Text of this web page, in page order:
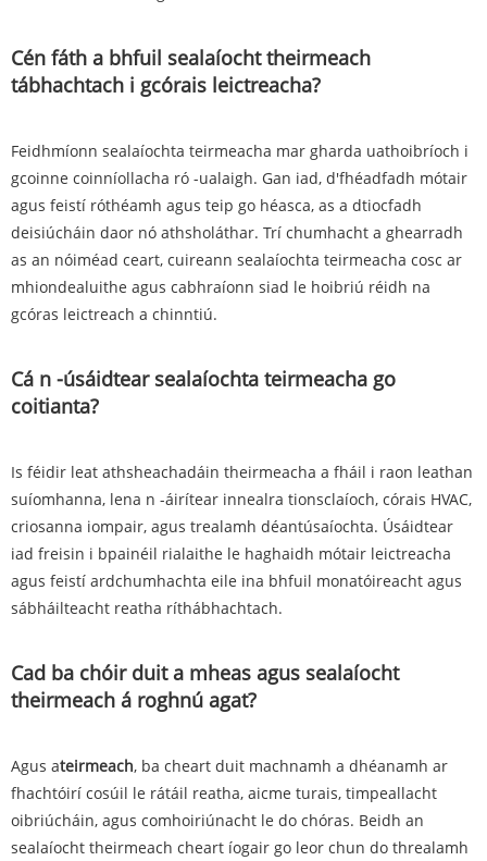
Cén fáth a bhfuil sealaíocht theirmeach
tábhachtach i gcórais leictreacha?
Feidhmíonn sealaíochta teirmeacha mar gharda uathoibríoch i
gcoinne coinníollacha ró -ualaigh. Gan iad, d'fhéadfadh mótair
agus feistí róthéamh agus teip go héasca, as a dtiocfadh
deisiúcháin daor nó athsholáthar. Trí chumhacht a ghearradh
as an nóiméad ceart, cuireann sealaíochta teirmeacha cosc ​​ar
mhiondealuithe agus cabhraíonn siad le hoibriú réidh na
gcóras leictreach a chinntiú.
Cá n -úsáidtear sealaíochta teirmeacha go
coitianta?
Is féidir leat athsheachadáin theirmeacha a fháil i raon leathan
suíomhanna, lena n -áirítear innealra tionsclaíoch, córais HVAC,
criosanna iompair, agus trealamh déantúsaíochta. Úsáidtear
iad freisin i bpainéil rialaithe le haghaidh mótair leictreacha
agus feistí ardchumhachta eile ina bhfuil monatóireacht agus
sábháilteacht reatha ríthábhachtach.
Cad ba chóir duit a mheas agus sealaíocht
theirmeach á roghnú agat?
Agus ateirmeach, ba cheart duit machnamh a dhéanamh ar
fhachtóirí cosúil le rátáil reatha, aicme turais, timpeallacht
oibriúcháin, agus comhoiriúnacht le do chóras. Beidh an
sealaíocht theirmeach cheart íogair go leor chun do threalamh